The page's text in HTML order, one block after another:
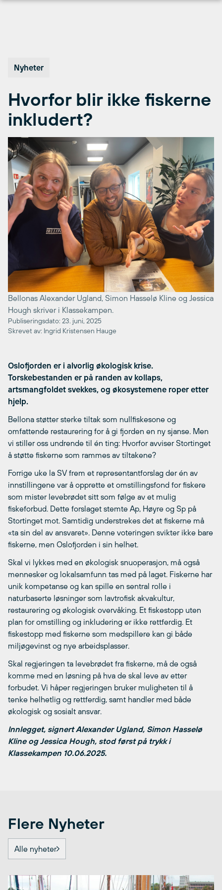
Nyheter
Hvorfor blir ikke fiskerne
inkludert?
Bellonas Alexander Ugland, Simon Hasselø Kline og Jessica
Hough skriver i Klassekampen.
Publiseringsdato: 23. juni, 2025
Skrevet av: Ingrid Kristensen Hauge
Oslofjorden er i alvorlig økologisk krise.
Torskebestanden er på randen av kollaps,
artsmangfoldet svekkes, og økosystemene roper etter
hjelp.
Bellona støtter sterke tiltak som nullfiskesone og
omfattende restaurering for å gi fjorden en ny sjanse. Men
vi stiller oss undrende til én ting: Hvorfor avviser Stortinget
å støtte fiskerne som rammes av tiltakene?
Forrige uke la SV frem et representantforslag der én av
innstillingene var å opprette et omstillingsfond for fiskere
som mister levebrødet sitt som følge av et mulig
fiskeforbud. Dette forslaget stemte Ap, Høyre og Sp på
Stortinget mot. Samtidig understrekes det at fiskerne må
«ta sin del av ansvaret». Denne voteringen svikter ikke bare
fiskerne, men Oslofjorden i sin helhet.
Skal vi lykkes med en økologisk snuoperasjon, må også
mennesker og lokalsamfunn tas med på laget. Fiskerne har
unik kompetanse og kan spille en sentral rolle i
naturbaserte løsninger som lavtrofisk akvakultur,
restaurering og økologisk overvåking. Et fiskestopp uten
plan for omstilling og inkludering er ikke rettferdig. Et
fiskestopp med fiskerne som medspillere kan gi både
miljøgevinst og nye arbeidsplasser.
Skal regjeringen ta levebrødet fra fiskerne, må de også
komme med en løsning på hva de skal leve av etter
forbudet. Vi håper regjeringen bruker muligheten til å
tenke helhetlig og rettferdig, samt handler med både
økologisk og sosialt ansvar.
Innlegget, signert Alexander Ugland, Simon Hasselø
Kline og Jessica Hough, stod først på trykk i
Klassekampen 10.06.2025.
Flere Nyheter
Alle nyheter